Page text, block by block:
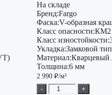
На складе
Бренд:Fargo
Фаска:V-образная
Класс опасности:КМ2
Класс изностойкости:
Укладка:Замковой тип
Материал:Кварцевый
Толщина:6 мм
2 990 ₽/м²
-
+